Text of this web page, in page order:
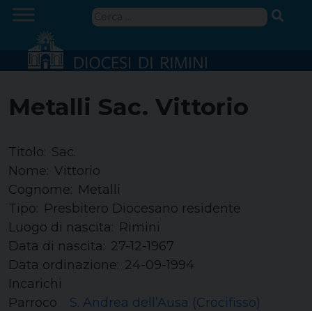
Skip
content
Ricerca
Metalli Sac. Vittorio
Titolo: Sac.
Nome: Vittorio
Cognome: Metalli
Tipo: Presbitero Diocesano residente
Luogo di nascita: Rimini
Data di nascita: 27-12-1967
Data ordinazione: 24-09-1994
Incarichi
Parroco
S. Andrea dell’Ausa (Crocifisso)